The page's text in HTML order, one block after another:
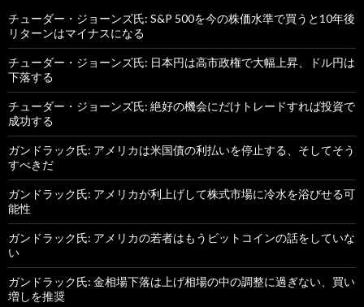
チューダー・ジョーンズ氏: S&P 500を今の株価水準で買うと10年後
リターンはマイナスになる
チューダー・ジョーンズ氏: 日本円は高市政権で大幅上昇、ドル円は
下落する
チューダー・ジョーンズ氏: 絶好の機会にだけトレードすれば投資で
成功する
ガンドラック氏: アメリカは米国債の利払いを停止する、そしてそう
すべきだ
ガンドラック氏: アメリカが利上げして株式市場に冷水を浴びせる可
能性
ガンドラック氏: アメリカの若者はもうビットコインの話をしていな
い
ガンドラック氏: 金相場下落は上げ相場の中の調整に過ぎない、買い
増しを推奨